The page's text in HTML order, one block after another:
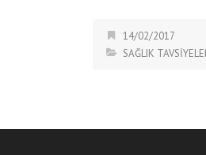
14/02/2017
SAĞLIK